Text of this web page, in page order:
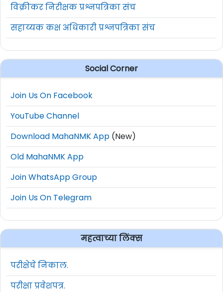
विक्रीकर निरीक्षक प्रश्नपत्रिका संच
सहाय्यक कक्ष अधिकारी प्रश्नपत्रिका संच
Social Corner
Join Us On Facebook
YouTube Channel
Download MahaNMK App (New)
Old MahaNMK App
Join WhatsApp Group
Join Us On Telegram
महत्वाच्या लिंक्स
परीक्षेचे निकाल.
परीक्षा प्रवेशपत्र.